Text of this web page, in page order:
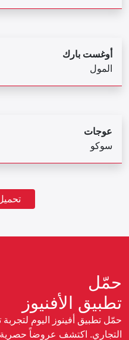
أوغست بارك
المول
عوجات
سوكو
حمّل
تطبيق الأفنيوز
حمّل تطبيق أفينوز اليوم
التجاري. اكتشف عروضاً